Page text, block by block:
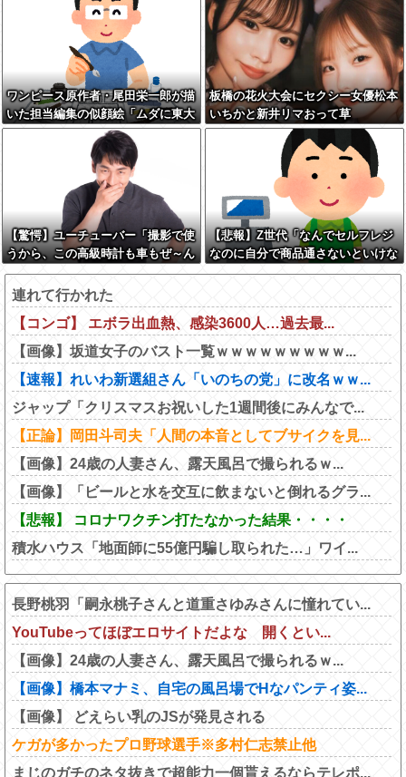
w w w w w w w w w
ってしまうw w w w w w w
ワンピース原作者・尾田栄一郎が描
いた担当編集の似顔絵「ムダに東大
卒」
板橋の花火大会にセクシー女優松本
いちかと新井リマおって草
【驚愕】ユーチューバー「撮影で使
うから、この高級時計も車もぜ～ん
ぶ経費でタダ！ｗ」←まさかコレ本
気にしてる奴なんておらんよな？よ
な？w w w w w w w w w w w
【悲報】Z世代「なんでセルフレジ
なのに自分で商品通さないといけな
いんだ」
連れて行かれた
【コンゴ】 エボラ出血熱、感染3600人…過去最...
【画像】坂道女子のバスト一覧ｗｗｗｗｗｗｗｗｗ...
【速報】れいわ新選組さん「いのちの党」に改名ｗｗ...
ジャップ「クリスマスお祝いした1週間後にみんなで...
【正論】岡田斗司夫「人間の本音としてブサイクを見...
【画像】24歳の人妻さん、露天風呂で撮られるｗ...
【画像】「ビールと水を交互に飲まないと倒れるグラ...
【悲報】 コロナワクチン打たなかった結果・・・・
積水ハウス「地面師に55億円騙し取られた…」ワイ...
長野桃羽「嗣永桃子さんと道重さゆみさんに憧れてい...
YouTubeってほぼエロサイトだよな 開くとい...
【画像】24歳の人妻さん、露天風呂で撮られるｗ...
【画像】橋本マナミ、自宅の風呂場でHなパンティ姿...
【画像】 どえらい乳のJSが発見される
ケガが多かったプロ野球選手※多村仁志禁止他
まじのガチのネタ抜きで超能力一個貰えるならテレポ...